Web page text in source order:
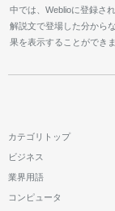
中では、Weblioに登録さ
解説文で登場した分から
果を表示することができま
カテゴリトップ
ビジネス
業界用語
コンピュータ